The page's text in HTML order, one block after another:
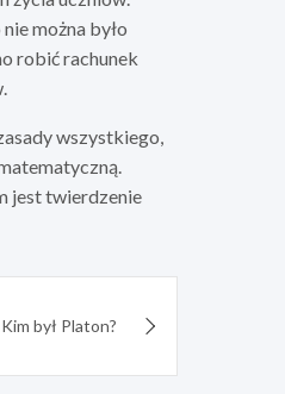
można było
robić rachunek
wszystkiego,
jest twierdzenie
był Platon?